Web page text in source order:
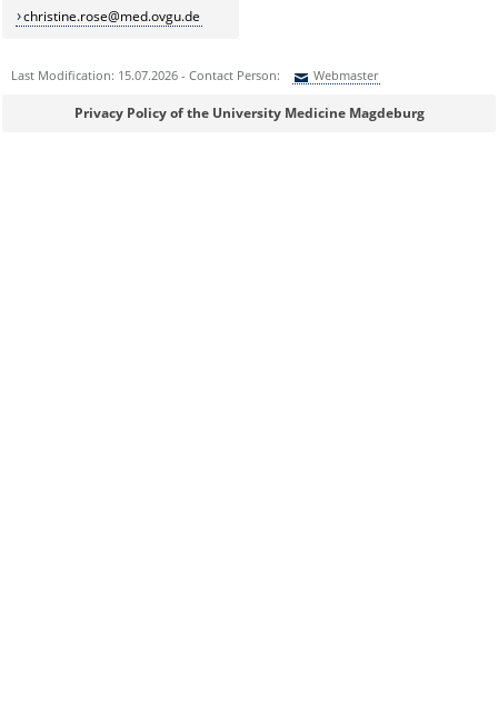
christine.rose@med.ovgu.de
Last Modification: 15.07.2026 - Contact Person: Webmaster
Sie können eine Nachricht versenden an:Webmaster
Privacy Policy of the University Medicine Magdeburg